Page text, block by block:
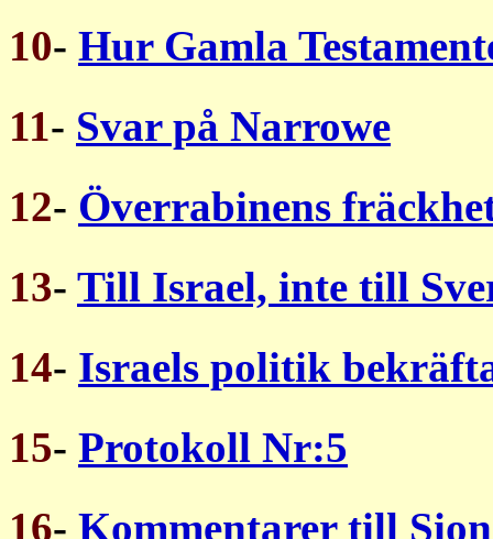
10- Hur Gamla
11- Svar på Narrowe
12- Överrabinens
13- Till Israel, inte till
14- Israels politik
15- Protokoll Nr:5
16- Kommentarer till